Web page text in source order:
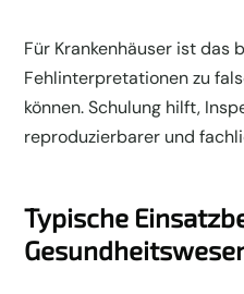
Für Krankenhäuser ist das
Fehlinterpretationen zu
können. Schulung hilft,
reproduzierbarer und
Typische